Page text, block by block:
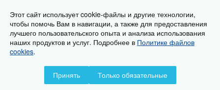
Этот сайт использует cookie-файлы и другие технологии,
чтобы помочь Вам в навигации, а также для предоставления
лучшего пользовательского опыта и анализа использования
наших продуктов и услуг. Подробнее в Политике файлов
cookies.
Принять Только обязательные
г. Новороссийск, ул. Пионерская, 23
+7 (8617) 797-157